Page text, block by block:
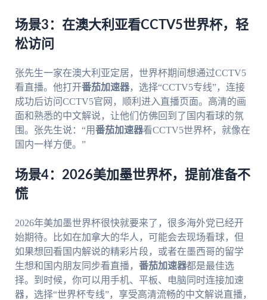
场景3：在澳大利亚看CCTV5世界杯，轻
松访问
张先生一家在澳大利亚定居，世界杯期间想通过CCTV5
看直播。他打开番茄加速器，选择“CCTV5专线”，连接
成功后访问CCTV5官网，顺利进入直播页面。高清的画
面和熟悉的中文解说，让他们仿佛回到了国内看球的氛
围。张先生说：“用番茄加速器看CCTV5世界杯，就像在
国内一样方便。”
场景4：2026美加墨世界杯，提前准备不
慌
2026年美加墨世界杯很快就要来了，很多海外党已经开
始期待。比如在加拿大的华人，可能会去现场看球，但
如果想回看国内解说的精彩片段，或者在墨西哥的留学
生想和国内朋友同步看直播， 番茄加速器都是最佳选
择。到时候，你可以用手机、平板、电脑同时连接加速
器，选择“世界杯专线”，享受高清流畅的中文解说直播，